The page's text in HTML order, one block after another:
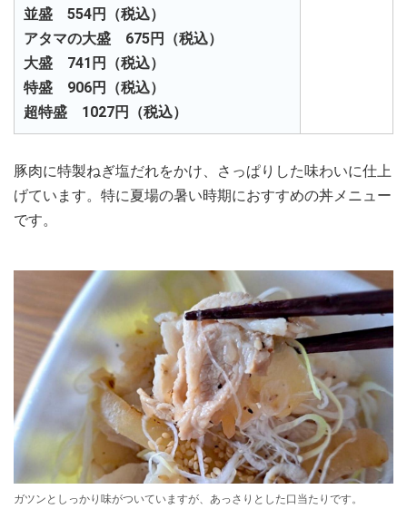
並盛 554円（税込）
アタマの大盛 675円（税込）
大盛 741円（税込）
特盛 906円（税込）
超特盛 1027円（税込）
豚肉に特製ねぎ塩だれをかけ、さっぱりした味わいに仕上
げています。特に夏場の暑い時期におすすめの丼メニュー
です。
ガツンとしっかり味がついていますが、あっさりとした口当たりです。